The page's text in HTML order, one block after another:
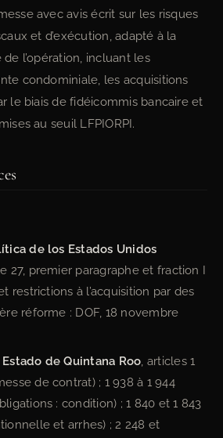
avec avis écrit sur les risques
et d’exécution, adapté à la
l’opération, incluant les
condominiale, les acquisitions
le biais de fidéicommis bancaire et
au seuil LFPIORPI.
de los Estados Unidos
27, premier paragraphe et fraction I
restrictions à l’acquisition par des
réforme : DOF, 18 novembre
de Quintana Roo , articles 1
de contrat) ; 1 938 à 1 944
: condition) ; 1 840 et 1 843
et arrhes) ; 2 248 et